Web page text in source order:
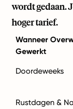
wordt gedaan.
hoger tarief.
Wanneer
Gewerkt
Doordeweeks
Rustdagen &